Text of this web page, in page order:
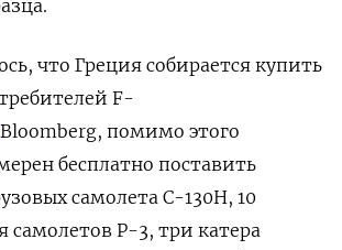
что Греция собирается купить
F-
Bloomberg, помимо этого
бесплатно поставить
самолета C-130H, 10
самолетов P-3, три катера